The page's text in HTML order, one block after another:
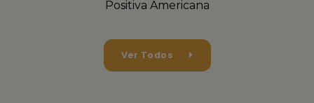
Positiva Americana
Ver Todos